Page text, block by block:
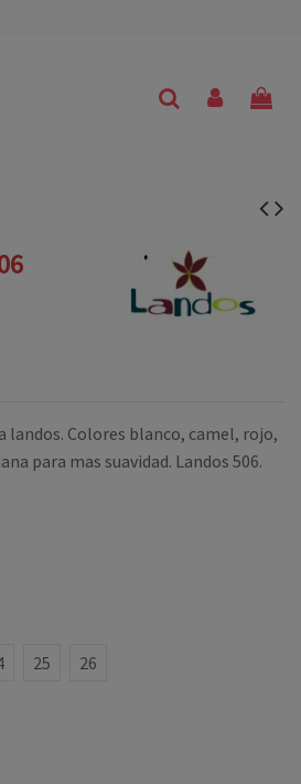
landos. Colores blanco, camel, rojo,
para mas suavidad. Landos 506.
25 26